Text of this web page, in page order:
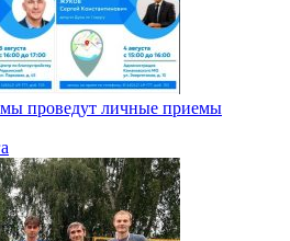
проведут личные приемы